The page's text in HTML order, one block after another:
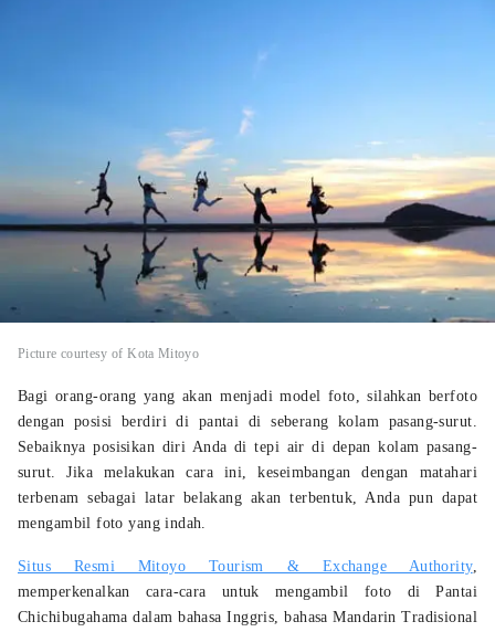
Picture courtesy of Kota Mitoyo
Bagi orang-orang yang akan menjadi model foto, silahkan berfoto
dengan posisi berdiri di pantai di seberang kolam pasang-surut.
Sebaiknya posisikan diri Anda di tepi air di depan kolam pasang-
surut. Jika melakukan cara ini, keseimbangan dengan matahari
terbenam sebagai latar belakang akan terbentuk, Anda pun dapat
mengambil foto yang indah.
Situs Resmi Mitoyo Tourism & Exchange Authority,
memperkenalkan cara-cara untuk mengambil foto di Pantai
Chichibugahama dalam bahasa Inggris, bahasa Mandarin Tradisional